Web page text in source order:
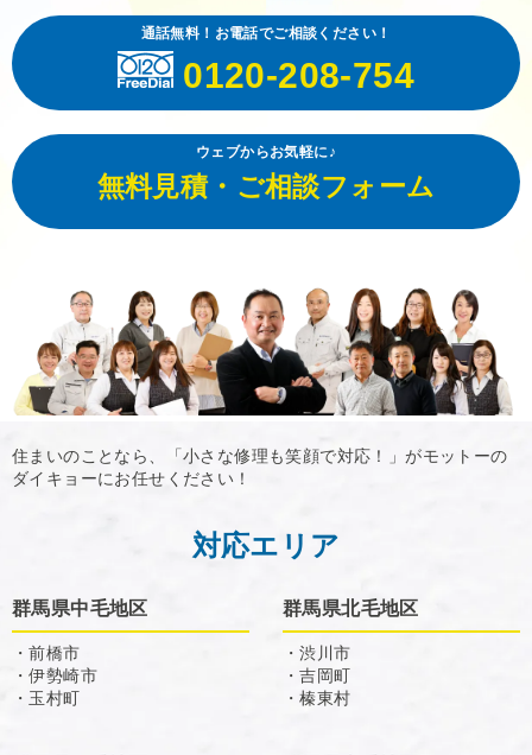
通話無料！お電話でご相談ください！
0120-208-754
ウェブからお気軽に♪
無料見積・ご相談フォーム
住まいのことなら、「小さな修理も笑顔で対応！」がモットーの
ダイキョーにお任せください！
対応エリア
群馬県中毛地区
・前橋市
・伊勢崎市
・玉村町
群馬県北毛地区
・渋川市
・吉岡町
・榛東村